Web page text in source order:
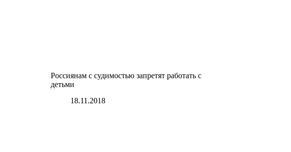
Россиянам с судимостью запретят работать с
детьми
18.11.2018